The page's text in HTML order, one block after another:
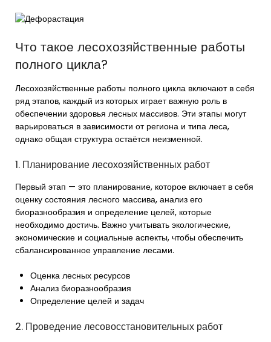
Что такое лесохозяйственные работы
полного цикла?
Лесохозяйственные работы полного цикла включают в себя
ряд этапов, каждый из которых играет важную роль в
обеспечении здоровья лесных массивов. Эти этапы могут
варьироваться в зависимости от региона и типа леса,
однако общая структура остаётся неизменной.
1. Планирование лесохозяйственных работ
Первый этап — это планирование, которое включает в себя
оценку состояния лесного массива, анализ его
биоразнообразия и определение целей, которые
необходимо достичь. Важно учитывать экологические,
экономические и социальные аспекты, чтобы обеспечить
сбалансированное управление лесами.
Оценка лесных ресурсов
Анализ биоразнообразия
Определение целей и задач
2. Проведение лесовосстановительных работ